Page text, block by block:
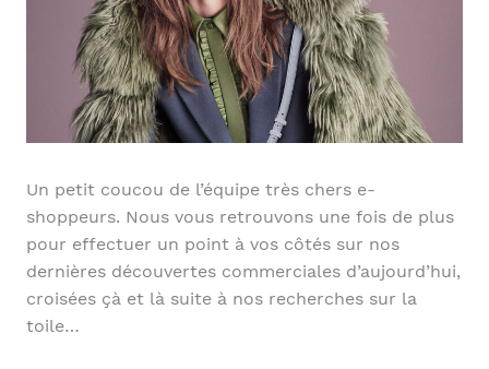
Un petit coucou de l’équipe très chers e-
shoppeurs. Nous vous retrouvons une fois de plus
pour effectuer un point à vos côtés sur nos
dernières découvertes commerciales d’aujourd’hui,
croisées çà et là suite à nos recherches sur la
toile…